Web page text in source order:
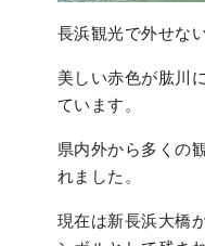
長浜観光で外せな
美しい赤色が肱川
ています。
県内外から多くの
れました。
現在は新長浜大橋